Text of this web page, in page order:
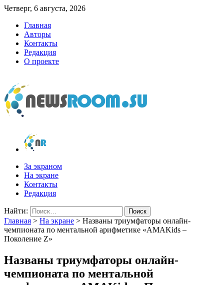
Четверг, 6 августа, 2026
Главная
Авторы
Контакты
Редакция
О проекте
newsroom.su
Новости о новостях
За экраном
На экране
Контакты
Редакция
Найти:
Главная > На экране > Названы триумфаторы онлайн-
чемпионата по ментальной арифметике «AMAKids –
Поколение Z»
Названы триумфаторы онлайн-
чемпионата по ментальной